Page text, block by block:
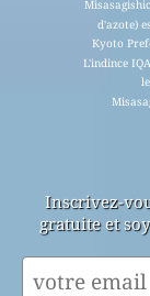
d'azote)
Kyoto
L'indince
Inscrivez-
gratuite et